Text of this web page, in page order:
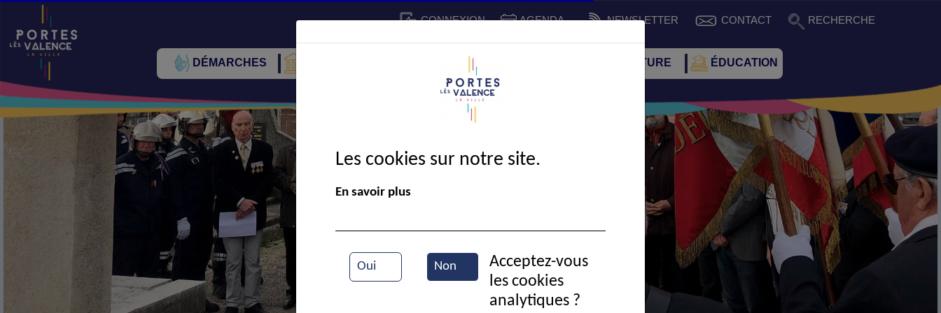
CONNEXION AGENDA NEWSLETTER CONTACT RECHERCHE
DÉMARCHES CADRE DE VIE SPORT ET CULTURE ÉDUCATION
Hommage au défunts
Les cookies sur notre site.
En savoir plus
Oui Non
Acceptez-vous
les cookies
analytiques ?